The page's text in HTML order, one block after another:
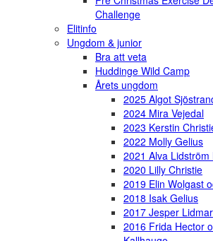
Challenge
Elitinfo
Ungdom & junior
Bra att veta
Huddinge Wild Camp
Årets ungdom
2025 Algot
2024 Mira Vejedal
2023 Kerstin
2022 Molly Gelius
2021 Alva Lidström
2020 Lilly Christie
2019 Elin Wolgast
2018 Isak Gelius
2017 Jesper Lidmar
2016 Frida Hector